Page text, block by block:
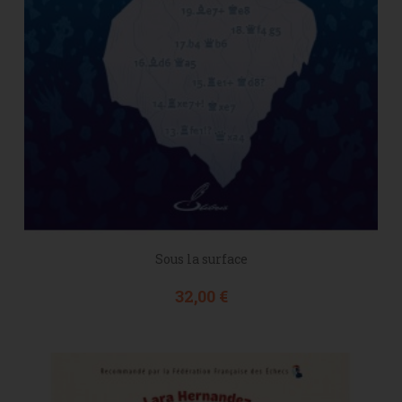
Sous la surface
Prix
32,00 €